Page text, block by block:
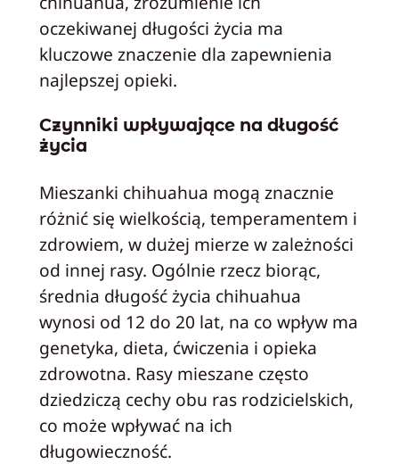
oczekiwanej długości życia ma
kluczowe znaczenie dla zapewnienia
najlepszej opieki.
Czynniki wpływające na długość
życia
Mieszanki chihuahua mogą znacznie
różnić się wielkością, temperamentem i
zdrowiem, w dużej mierze w zależności
od innej rasy. Ogólnie rzecz biorąc,
średnia długość życia chihuahua
wynosi od 12 do 20 lat, na co wpływ ma
genetyka, dieta, ćwiczenia i opieka
zdrowotna. Rasy mieszane często
dziedziczą cechy obu ras rodzicielskich,
co może wpływać na ich
długowieczność.